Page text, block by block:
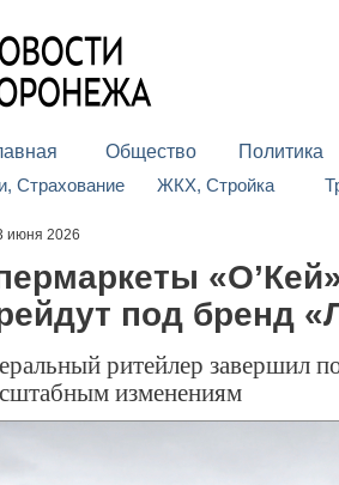
Общество Политика
Страхование
ЖКХ, Стройка
июня 2026
под бренд
ритейлер завершил
изменениям